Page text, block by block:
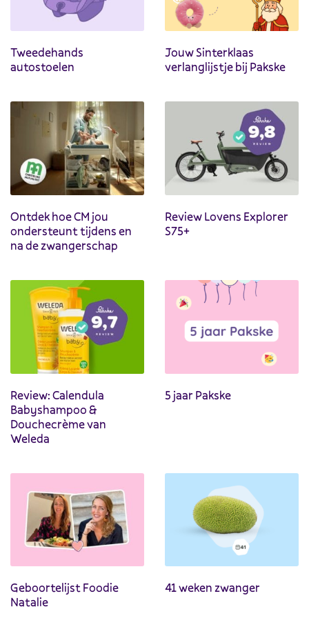
Tweedehands
autostoelen
Jouw Sinterklaas
verlanglijstje bij Pakske
Ontdek hoe CM jou
ondersteunt tijdens en
na de zwangerschap
Review Lovens Explorer
S75+
Review: Calendula
Babyshampoo &
Douchecrème van
Weleda
5 jaar Pakske
Geboortelijst Foodie
Natalie
41 weken zwanger